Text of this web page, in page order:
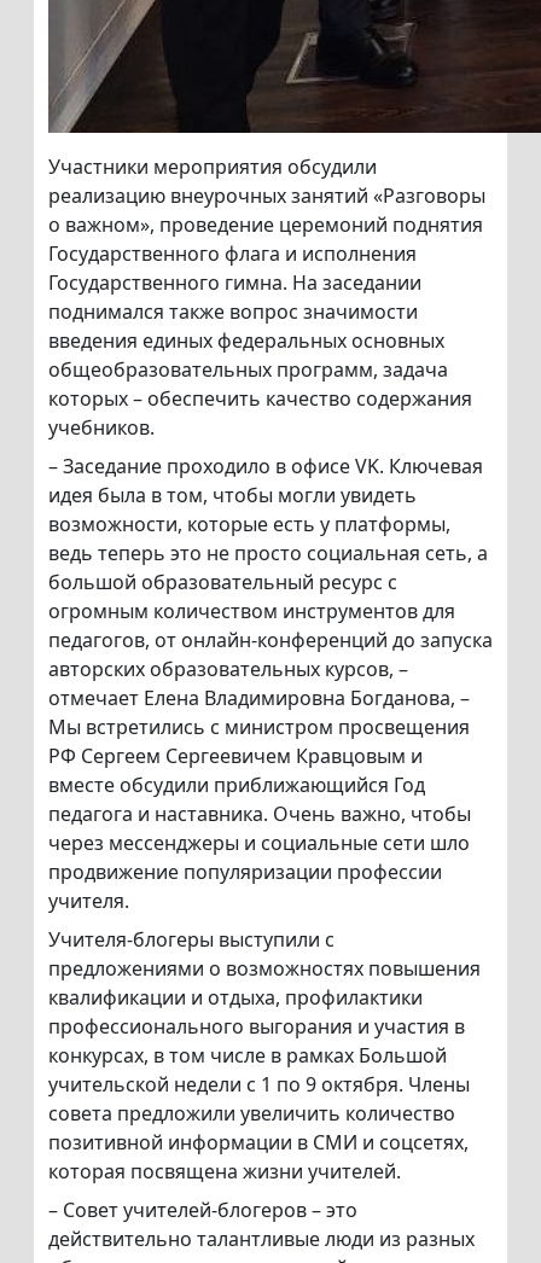
Участники мероприятия обсудили
реализацию внеурочных занятий «Разговоры
о важном», проведение церемоний поднятия
Государственного флага и исполнения
Государственного гимна. На заседании
поднимался также вопрос значимости
введения единых федеральных основных
общеобразовательных программ, задача
которых – обеспечить качество содержания
учебников.
– Заседание проходило в офисе VK. Ключевая
идея была в том, чтобы могли увидеть
возможности, которые есть у платформы,
ведь теперь это не просто социальная сеть, а
большой образовательный ресурс с
огромным количеством инструментов для
педагогов, от онлайн-конференций до запуска
авторских образовательных курсов, –
отмечает Елена Владимировна Богданова, –
Мы встретились с министром просвещения
РФ Сергеем Сергеевичем Кравцовым и
вместе обсудили приближающийся Год
педагога и наставника. Очень важно, чтобы
через мессенджеры и социальные сети шло
продвижение популяризации профессии
учителя.
Учителя-блогеры выступили с
предложениями о возможностях повышения
квалификации и отдыха, профилактики
профессионального выгорания и участия в
конкурсах, в том числе в рамках Большой
учительской недели с 1 по 9 октября. Члены
совета предложили увеличить количество
позитивной информации в СМИ и соцсетях,
которая посвящена жизни учителей.
– Совет учителей-блогеров – это
действительно талантливые люди из разных